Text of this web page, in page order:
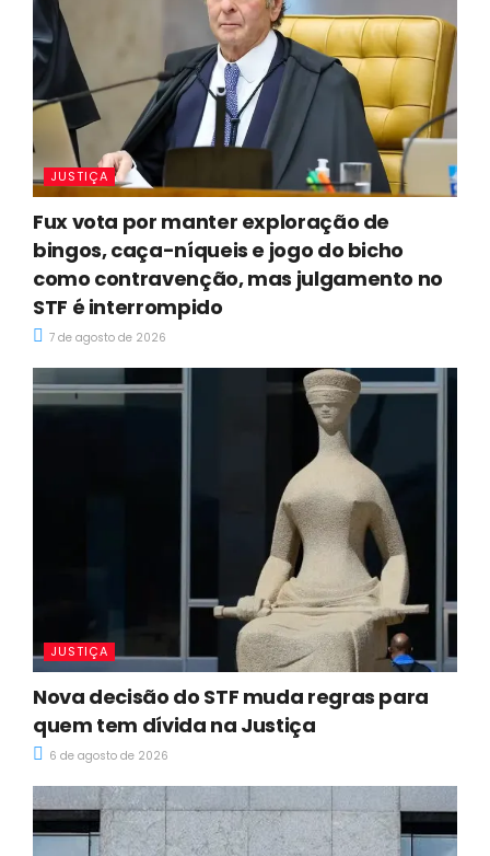
JUSTIÇA
Fux vota por manter exploração de
bingos, caça-níqueis e jogo do bicho
como contravenção, mas julgamento no
STF é interrompido
7 de agosto de 2026
JUSTIÇA
Nova decisão do STF muda regras para
quem tem dívida na Justiça
6 de agosto de 2026